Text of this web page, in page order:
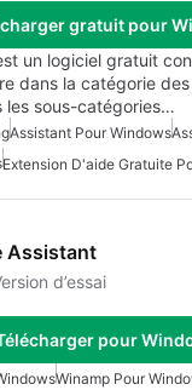
gratuit pour
un logiciel gratuit
dans la catégorie
les sous-catégories…
Assistant Pour Windows
Assistant
d’essai
pour
Winamp Pour